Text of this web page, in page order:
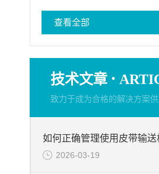
查看全部
技术文章 ·
致力于成为合格的解决方案供
如何正确管理使用皮带输送
2026-03-19